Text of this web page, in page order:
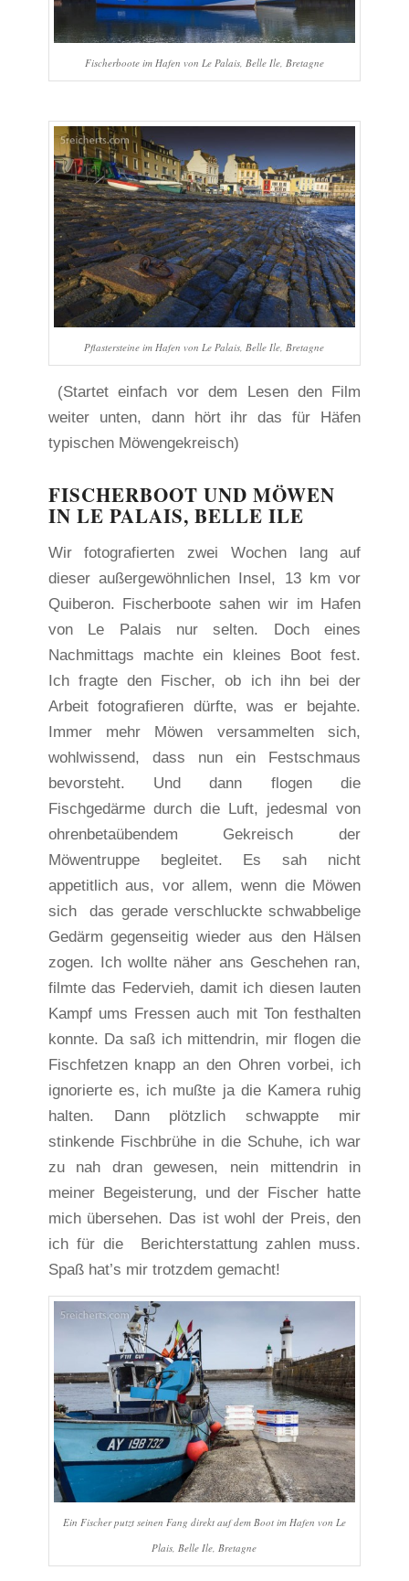
Fischerboote im Hafen von Le Palais, Belle Ile, Bretagne
Pflastersteine im Hafen von Le Palais, Belle Ile, Bretagne
(Startet einfach vor dem Lesen den Film
weiter unten, dann hört ihr das für Häfen
typischen Möwengekreisch)
FISCHERBOOT UND MÖWEN
IN LE PALAIS, BELLE ILE
Wir fotografierten zwei Wochen lang auf
dieser außergewöhnlichen Insel, 13 km vor
Quiberon. Fischerboote sahen wir im Hafen
von Le Palais nur selten. Doch eines
Nachmittags machte ein kleines Boot fest.
Ich fragte den Fischer, ob ich ihn bei der
Arbeit fotografieren dürfte, was er bejahte.
Immer mehr Möwen versammelten sich,
wohlwissend, dass nun ein Festschmaus
bevorsteht. Und dann flogen die
Fischgedärme durch die Luft, jedesmal von
ohrenbetaübendem Gekreisch der
Möwentruppe begleitet. Es sah nicht
appetitlich aus, vor allem, wenn die Möwen
sich das gerade verschluckte schwabbelige
Gedärm gegenseitig wieder aus den Hälsen
zogen. Ich wollte näher ans Geschehen ran,
filmte das Federvieh, damit ich diesen lauten
Kampf ums Fressen auch mit Ton festhalten
konnte. Da saß ich mittendrin, mir flogen die
Fischfetzen knapp an den Ohren vorbei, ich
ignorierte es, ich mußte ja die Kamera ruhig
halten. Dann plötzlich schwappte mir
stinkende Fischbrühe in die Schuhe, ich war
zu nah dran gewesen, nein mittendrin in
meiner Begeisterung, und der Fischer hatte
mich übersehen. Das ist wohl der Preis, den
ich für die Berichterstattung zahlen muss.
Spaß hat’s mir trotzdem gemacht!
Ein Fischer putzt seinen Fang direkt auf dem Boot im Hafen von Le
Plais, Belle Ile, Bretagne